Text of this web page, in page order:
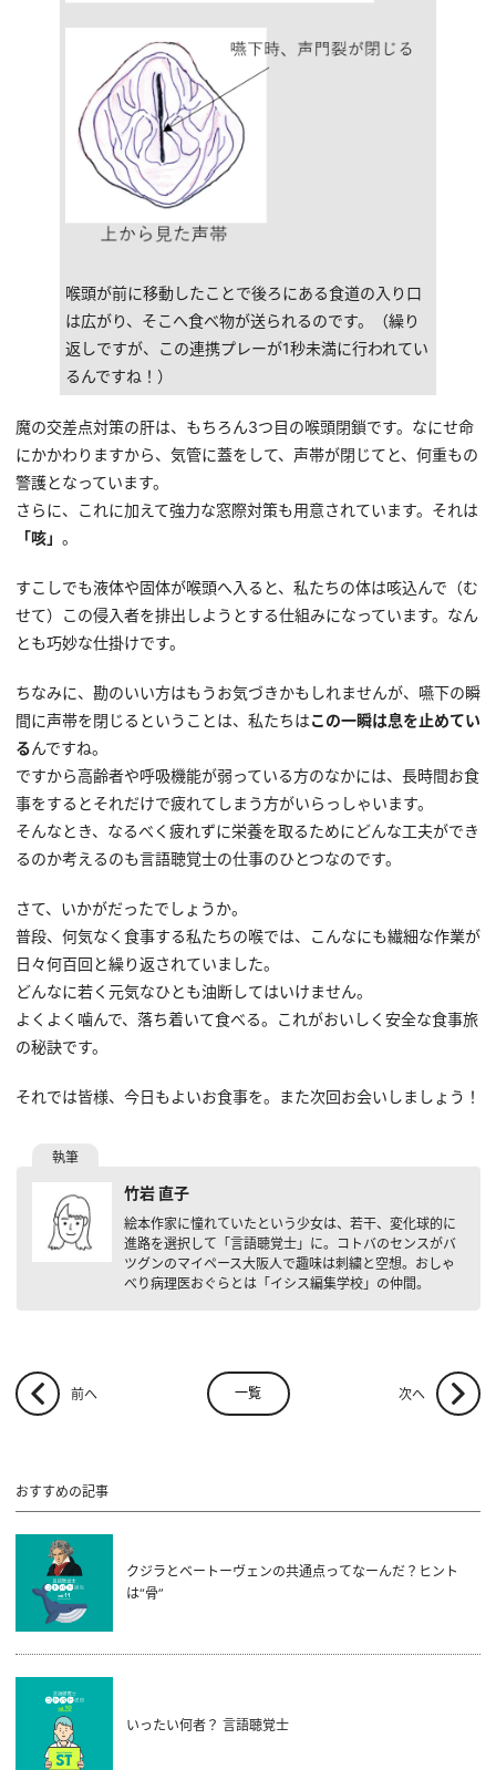
喉頭が前に移動したことで後ろにある食道の入り口
は広がり、そこへ食べ物が送られるのです。（繰り
返しですが、この連携プレーが1秒未満に行われてい
るんですね！）
魔の交差点対策の肝は、もちろん3つ目の喉頭閉鎖です。なにせ命
にかかわりますから、気管に蓋をして、声帯が閉じてと、何重もの
警護となっています。
さらに、これに加えて強力な窓際対策も用意されています。それは
「咳」 。
すこしでも液体や固体が喉頭へ入ると、私たちの体は咳込んで（む
せて）この侵入者を排出しようとする仕組みになっています。なん
とも巧妙な仕掛けです。
ちなみに、勘のいい方はもうお気づきかもしれませんが、嚥下の瞬
間に声帯を閉じるということは、私たちはこの一瞬は息を止めてい
るんですね。
ですから高齢者や呼吸機能が弱っている方のなかには、長時間お食
事をするとそれだけで疲れてしまう方がいらっしゃいます。
そんなとき、なるべく疲れずに栄養を取るためにどんな工夫ができ
るのか考えるのも言語聴覚士の仕事のひとつなのです。
さて、いかがだったでしょうか。
普段、何気なく食事する私たちの喉では、こんなにも繊細な作業が
日々何百回と繰り返されていました。
どんなに若く元気なひとも油断してはいけません。
よくよく噛んで、落ち着いて食べる。これがおいしく安全な食事旅
の秘訣です。
それでは皆様、今日もよいお食事を。また次回お会いしましょう！
竹岩 直子
絵本作家に憧れていたという少女は、若干、変化球的に
進路を選択して「言語聴覚士」に。コトバのセンスがバ
ツグンのマイペース大阪人で趣味は刺繍と空想。おしゃ
べり病理医おぐらとは「イシス編集学校」の仲間。
前へ 一覧 次へ
おすすめの記事
クジラとベートーヴェンの共通点ってなーんだ？ヒント
は“骨”
いったい何者？ 言語聴覚士